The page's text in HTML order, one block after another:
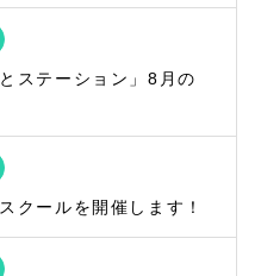
ステーション」8月の
クールを開催します！